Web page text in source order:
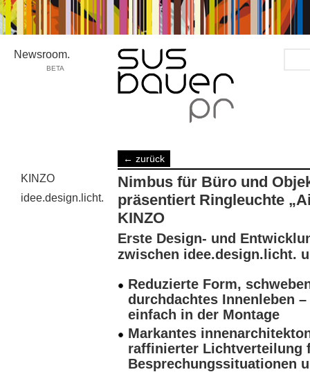
Newsroom.
BETA
deutsch
Kunden
KINZO
← zurück
KINZO
idee.design.licht.
Nimbus für Büro und
präsentiert Ringleuchte
KINZO
Erste Design- und
zwischen idee.design.licht.
Reduzierte Form,
durchdachtes Innenleben
einfach in der Montage
Markantes
raffinierter Lichtverteilung
Besprechungssituationen